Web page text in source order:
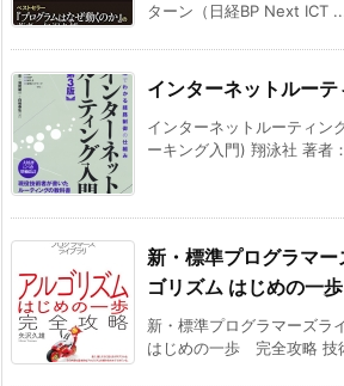
ターン（日経BP Next ICT
インターネットルー
インターネットルーティン
ーキング入門) 翔泳社 著者
新・標準プログラマ
ゴリズム はじめの一
新・標準プログラマーズ
はじめの一歩 完全攻略 技